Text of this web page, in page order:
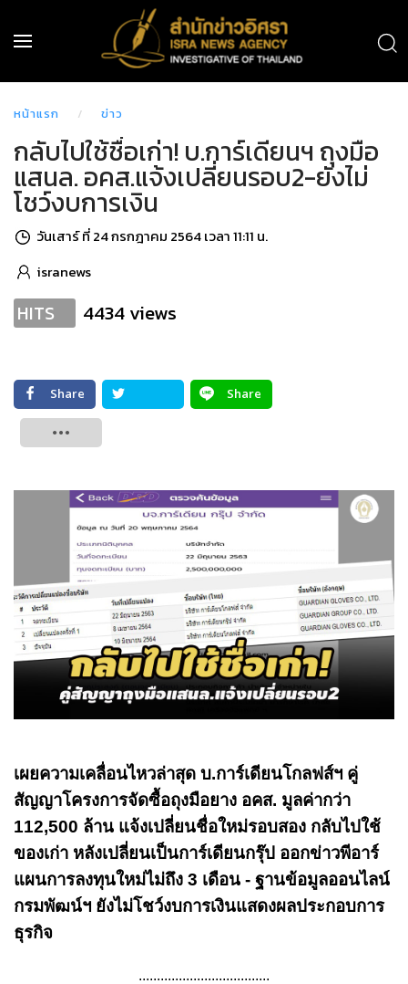
หน้าแรก ข่าว
กลับไปใช้ชื่อเก่า! บ.การ์เดียนฯ ถุงมือ
แสนล. อคส.แจ้งเปลี่ยนรอบ2-ยังไม่
โชว์งบการเงิน
วันเสาร์ ที่ 24 กรกฎาคม 2564 เวลา 11:11 น.
isranews
HITS 4434 views
Share
Share
เผยความเคลื่อนไหวล่าสุด บ.การ์เดียนโกลฟส์ฯ คู่
สัญญาโครงการจัดซื้อถุงมือยาง อคส. มูลค่ากว่า
112,500 ล้าน แจ้งเปลี่ยนชื่อใหม่รอบสอง กลับไปใช้
ของเก่า หลังเปลี่ยนเป็นการ์เดียนกรุ๊ป ออกข่าวพีอาร์
แผนการลงทุนใหม่ไม่ถึง 3 เดือน - ฐานข้อมูลออนไลน์
กรมพัฒน์ฯ ยังไม่โชว์งบการเงินแสดงผลประกอบการ
ธุรกิจ
....................................